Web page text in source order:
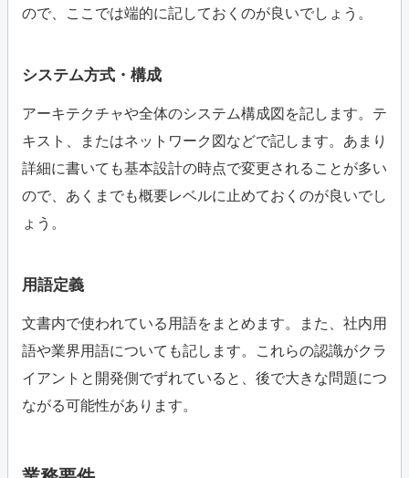
ので、ここでは端的に記しておくのが良いでしょう。
システム方式・構成
アーキテクチャや全体のシステム構成図を記します。テ
キスト、またはネットワーク図などで記します。あまり
詳細に書いても基本設計の時点で変更されることが多い
ので、あくまでも概要レベルに止めておくのが良いでし
ょう。
用語定義
文書内で使われている用語をまとめます。また、社内用
語や業界用語についても記します。これらの認識がクラ
イアントと開発側でずれていると、後で大きな問題につ
ながる可能性があります。